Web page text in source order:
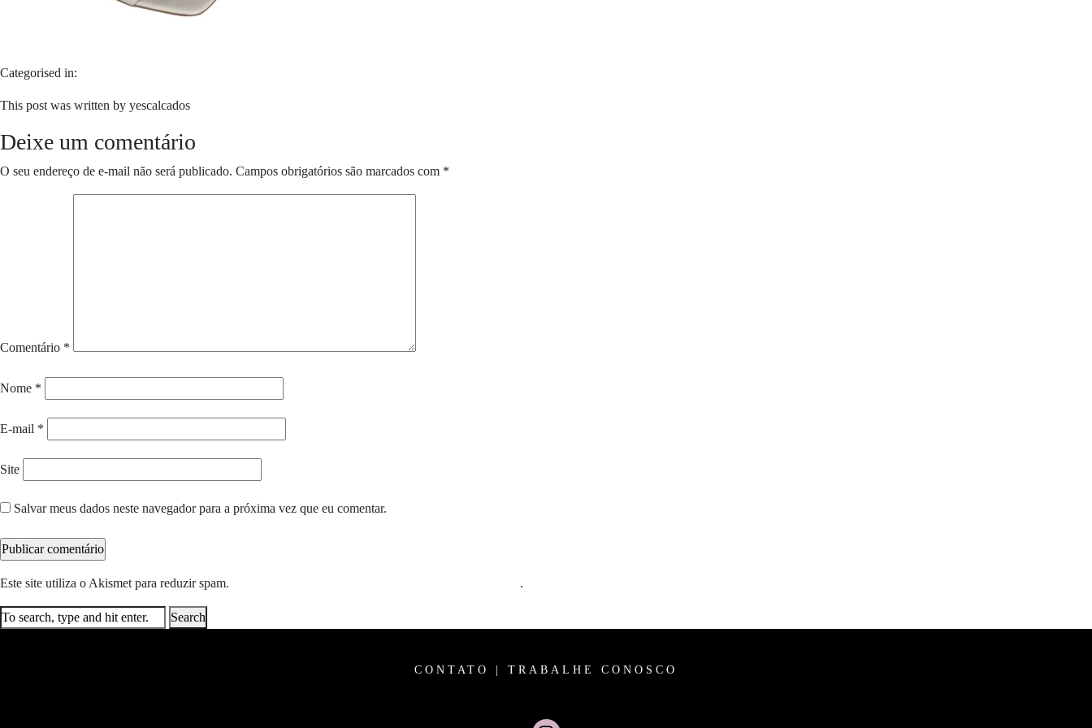
Categorised in:
This post was written by yescalcados
Deixe um comentário
O seu endereço de e-mail não será publicado. Campos obrigatórios são marcados com *
Comentário *
Nome *
E-mail *
Site
Salvar meus dados neste navegador para a próxima vez que eu comentar.
Este site utiliza o Akismet para reduzir spam. .
Search
CONTATO TRABALHE CONOSCO